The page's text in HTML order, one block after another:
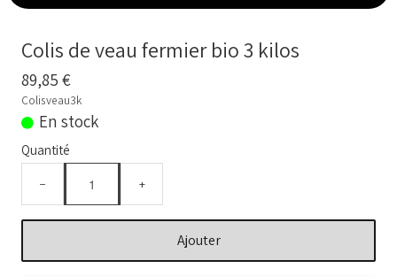
Comment commander
Nos VIDEOS
NOTRE FERME
Conseils temps de cuisson
Marché frais Livré à la maison
Français▼
Colis de veau fermier bio 3 kilos
89,85 €
Colisveau3k
En stock
Quantité
− +
Ajouter